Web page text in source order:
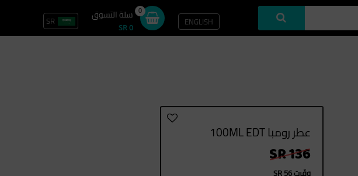
ENGLISH
0 سلة التسوق
SR 0
SRتسجيل الدخول / سجل
عطر رومبا 100ML EDT
SR 136
وفّرت SR 56